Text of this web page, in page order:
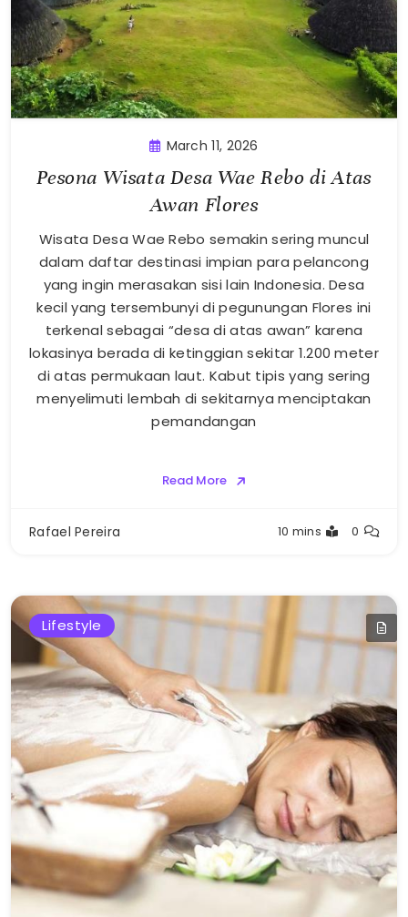
March 11, 2026
Pesona Wisata Desa Wae Rebo di Atas
Awan Flores
Wisata Desa Wae Rebo semakin sering muncul
dalam daftar destinasi impian para pelancong
yang ingin merasakan sisi lain Indonesia. Desa
kecil yang tersembunyi di pegunungan Flores ini
terkenal sebagai “desa di atas awan” karena
lokasinya berada di ketinggian sekitar 1.200 meter
di atas permukaan laut. Kabut tipis yang sering
menyelimuti lembah di sekitarnya menciptakan
pemandangan
Read More
Rafael Pereira 10 mins 0
Lifestyle